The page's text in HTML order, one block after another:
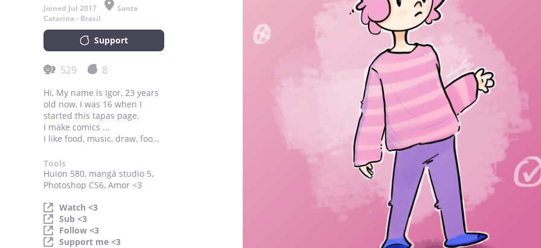
Joined Jul 2017
Santa
Catarina - Brasil
Support
529 8
Hi, My name is Igor, 23 years
old now, I was 16 when I
started this tapas page.
I make comics ...
I like food, music, draw, food,
Tools
Huion 580, mangá studio 5,
Photoshop CS6, Amor <3
Watch <3
Sub <3
Follow <3
Support me <3